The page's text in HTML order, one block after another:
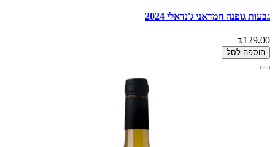
גבעות גופנה חמדאני ג'נדאלי 2024
₪129.00
הוספה לסל